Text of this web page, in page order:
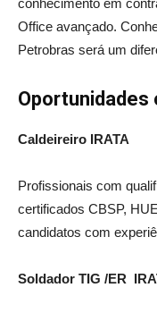
conhecimento em
Office avançado.
Petrobras será um
Caldeireiro IRATA
Profissionais com
certificados CBSP,
candidatos com
Soldador TIG /ER